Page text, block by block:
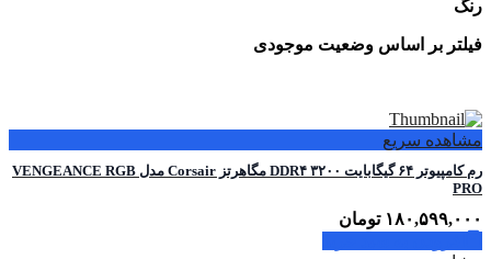
رنگ
فیلتر بر اساس وضعیت موجودی
مشاهده سریع
رم کامپیوتر ۶۴ گیگابایت DDR۴ ۳۲۰۰ مگاهرتز Corsair مدل VENGEANCE RGB
PRO
۱۸۰,۵۹۹,۰۰۰ تومان